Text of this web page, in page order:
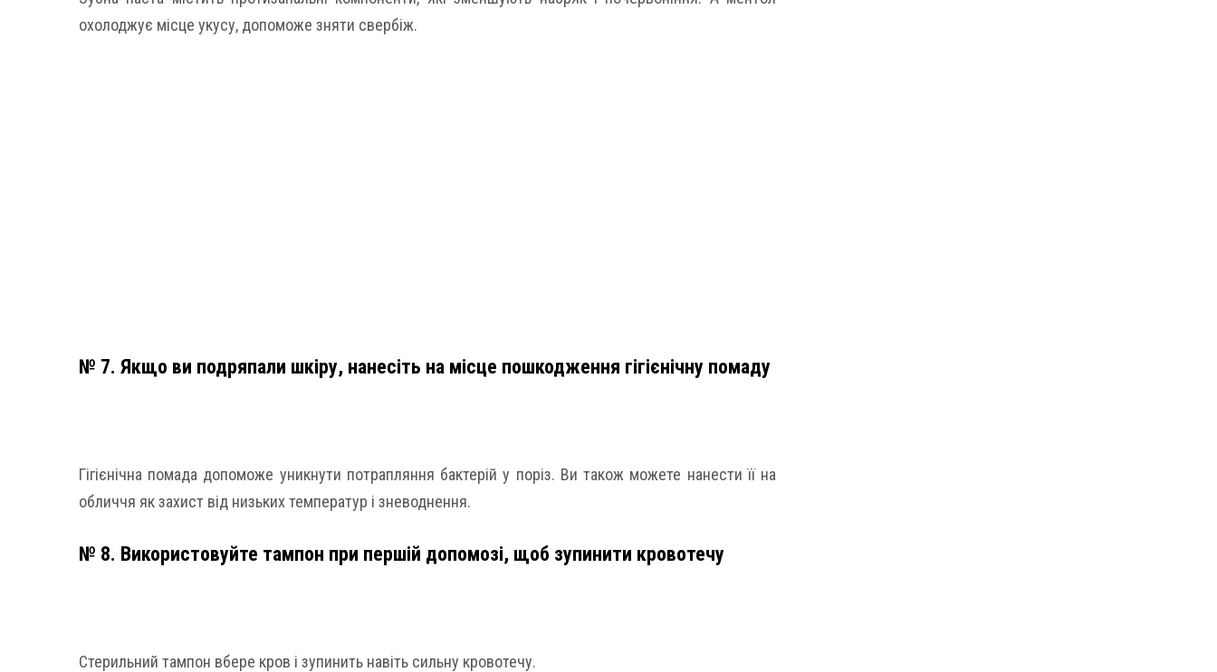
охолоджує місце укусу, допоможе зняти свербіж.
№ 7. Якщо ви подряпали шкіру, нанесіть на місце пошкодження гігієнічну помаду
Гігієнічна помада допоможе уникнути потрапляння бактерій у поріз. Ви також можете нанести її на
обличчя як захист від низьких температур і зневоднення.
№ 8. Використовуйте тампон при першій допомозі, щоб зупинити кровотечу
Стерильний тампон вбере кров і зупинить навіть сильну кровотечу.